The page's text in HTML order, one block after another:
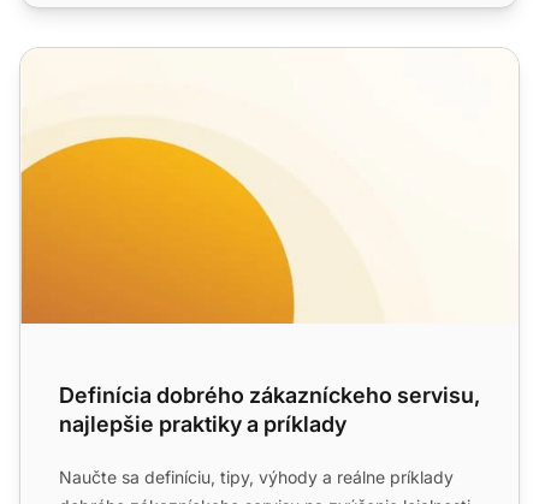
Definícia dobrého zákazníckeho servisu, najlepšie
Definícia dobrého zákazníckeho servisu,
najlepšie praktiky a príklady
Naučte sa definíciu, tipy, výhody a reálne príklady